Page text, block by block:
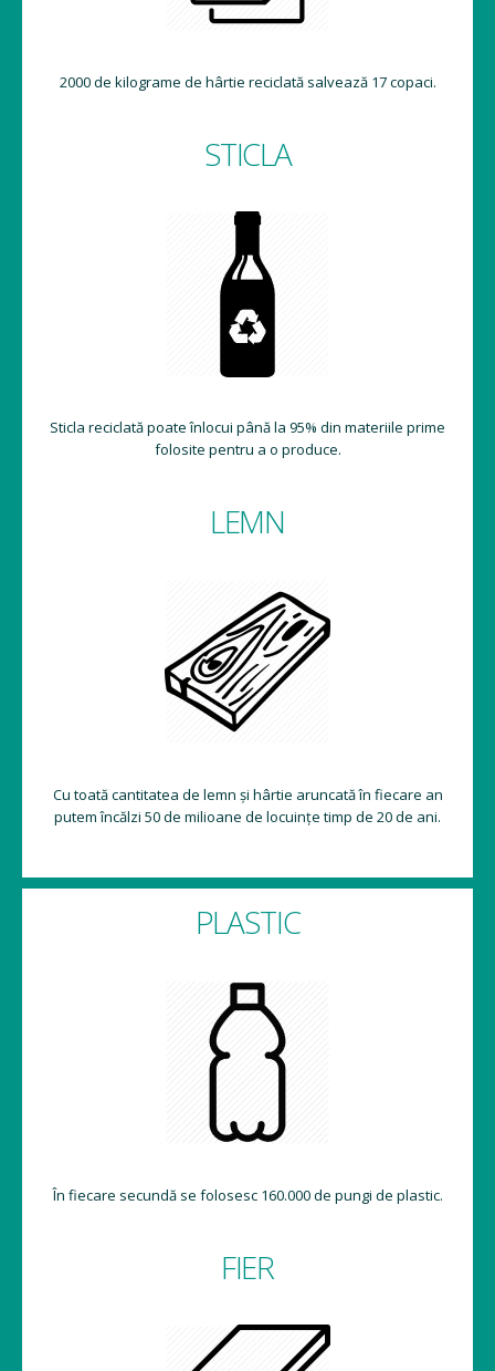
2000 de kilograme de hârtie reciclată salvează 17 copaci.
STICLA
Sticla reciclată poate înlocui până la 95% din materiile prime
folosite pentru a o produce.
LEMN
Cu toată cantitatea de lemn și hârtie aruncată în fiecare an
putem încălzi 50 de milioane de locuințe timp de 20 de ani.
PLASTIC
În fiecare secundă se folosesc 160.000 de pungi de plastic.
FIER